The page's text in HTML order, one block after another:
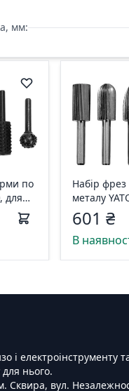
мм:
по
для
6 мм,
Набір
металу
YT-61711
601 ₴
В
і електроінструменту
для нього.
Сквира, вул.